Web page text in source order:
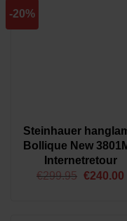
-20%
Steinhauer
Bollique New
Internetretour
€299.95 €240.00